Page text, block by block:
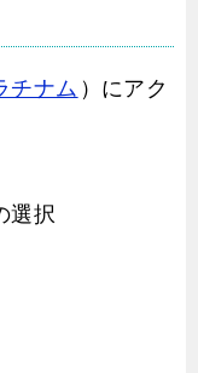
チナム ）にアク
選択